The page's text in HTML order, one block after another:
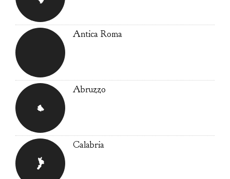
Antica Roma
Abruzzo
Calabria